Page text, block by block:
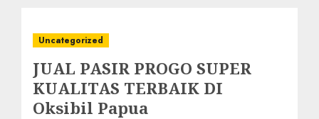
Uncategorized
JUAL PASIR PROGO SUPER
KUALITAS TERBAIK DI
Oksibil Papua